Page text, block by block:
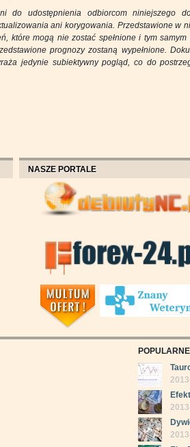
do udostępnienia odbiorcom niniejszego
ani korygowania. Przedstawione w
które mogą nie zostać spełnione i tym samym
prognozy zostaną wypełnione.
jedynie subiektywny pogląd, co do
NASZE PORTALE